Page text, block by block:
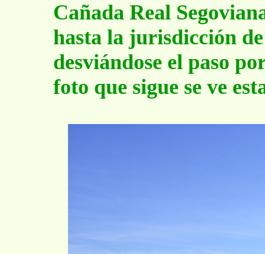
Cañada Real
hasta la jurisdicción
desviándose el paso
foto que sigue se ve